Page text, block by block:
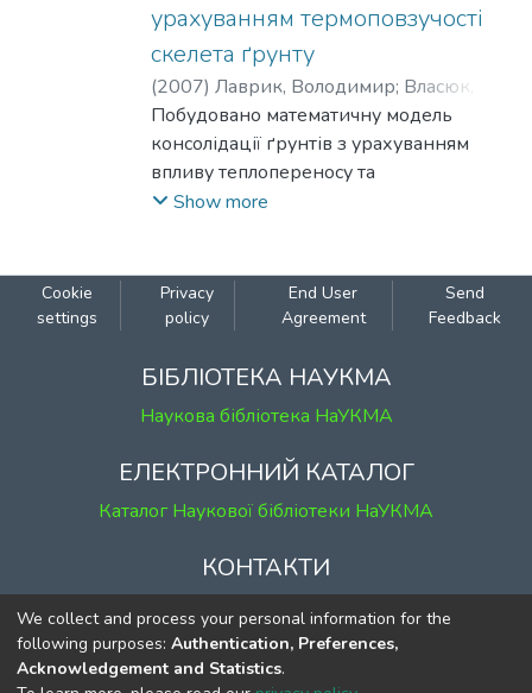
урахуванням термоповзучості
скелета ґрунту
(2007) Лаврик, Володимир; Власюк,
Анатолій.;Мартинюк, Петро.;
Герасимчук, В’ячеслав.
Побудовано математичну модель
консолідації ґрунтів з урахуванням
впливу теплопереносу та
термоповзучості скелета грунту.
методом скінченних різниць.
Проведено ряд числових
Show more
Cookie
settings
Privacy
policy
End User
Agreement
Send
Feedback
БІБЛІОТЕКА НАУКМА
Наукова бібліотека НаУКМА
ЕЛЕКТРОННИЙ КАТАЛОГ
Каталог Наукової бібліотеки НаУКМА
КОНТАКТИ
м. Київ, вул. Григорія Сковороди, 2
к. 1, к. 120
тел. (044) 463-69-31
We collect and process your personal information for the
following purposes: Authentication, Preferences,
Acknowledgement and Statistics.